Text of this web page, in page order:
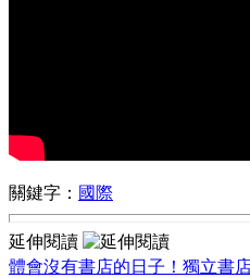
關鍵字： 國際
延伸閱讀
體會沒有書店的日子！獨立書